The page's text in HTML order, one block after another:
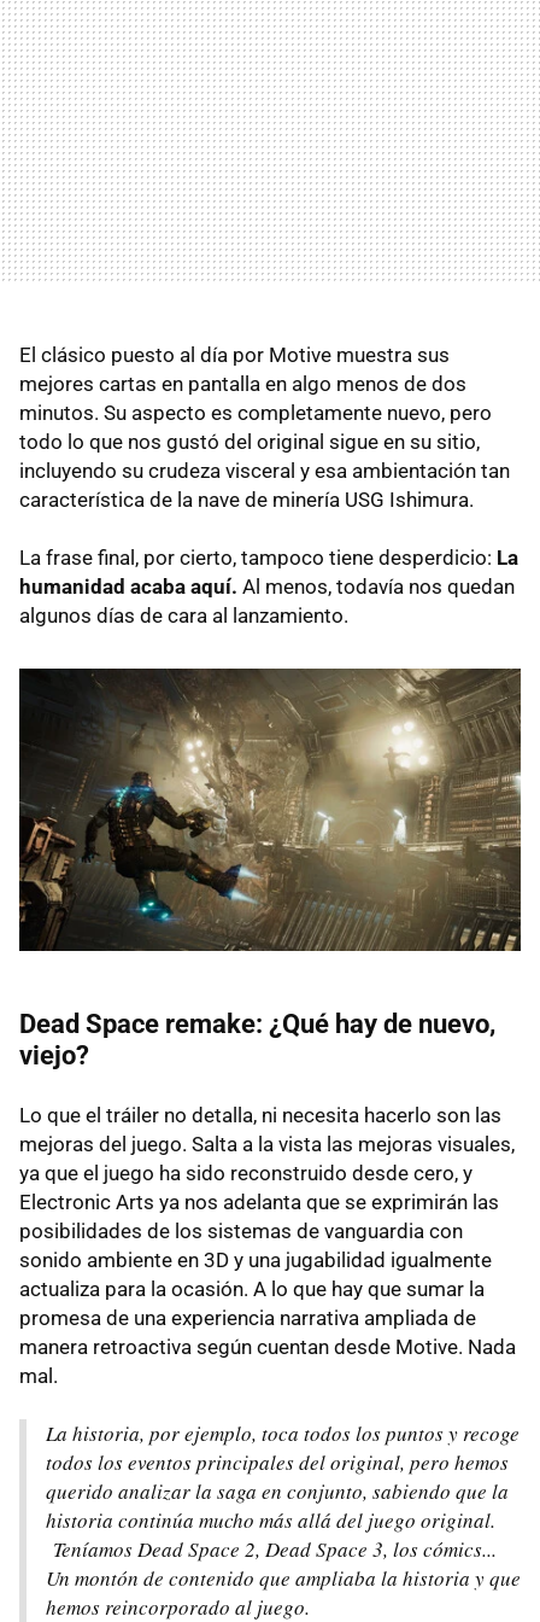
El clásico puesto al día por Motive muestra sus
mejores cartas en pantalla en algo menos de dos
minutos. Su aspecto es completamente nuevo, pero
todo lo que nos gustó del original sigue en su sitio,
incluyendo su crudeza visceral y esa ambientación tan
característica de la nave de minería USG Ishimura.
La frase final, por cierto, tampoco tiene desperdicio: La
humanidad acaba aquí. Al menos, todavía nos quedan
algunos días de cara al lanzamiento.
Dead Space remake: ¿Qué hay de nuevo,
viejo?
Lo que el tráiler no detalla, ni necesita hacerlo son las
mejoras del juego. Salta a la vista las mejoras visuales,
ya que el juego ha sido reconstruido desde cero, y
Electronic Arts ya nos adelanta que se exprimirán las
posibilidades de los sistemas de vanguardia con
sonido ambiente en 3D y una jugabilidad igualmente
actualiza para la ocasión. A lo que hay que sumar la
promesa de una experiencia narrativa ampliada de
manera retroactiva según cuentan desde Motive. Nada
mal.
La historia, por ejemplo, toca todos los puntos y recoge
todos los eventos principales del original, pero hemos
querido analizar la saga en conjunto, sabiendo que la
historia continúa mucho más allá del juego original.
Teníamos Dead Space 2, Dead Space 3, los cómics...
Un montón de contenido que ampliaba la historia y que
hemos reincorporado al juego.